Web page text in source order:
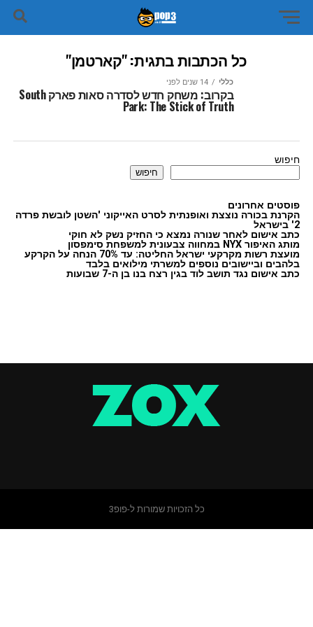
כל הכתבות בתגית: "קארטמן"
כללי 14 שנים לפני
בקרוב: משחק חדש לסדרה סאות פארק South
Park: The Stick of Truth
חיפוש
חיפוש
פוסטים אחרונים
הקרנת בכורה נוצצת ואופנתית לסרט האייקוני 'השטן לובשת פרדה
2' בישראל
כתב אישום לאחר שנורה נמצא כי החזיק נשק לא חוקי
מותג האיפור NYX במחווה צבעונית למשפחת סימפסון
מועצת רשות מקרקעי ישראל החליטה: עד 70% הנחה על הקרקע
בלהבים וביישובים נוספים למשרתי מילואים בלבד
כתב אישום נגד תושב לוד בגין רצח בנו בן ה-7 שבועות
כל הזכויות שמורות ל-פופ3